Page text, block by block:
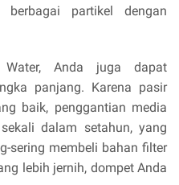
berbagai partikel dengan
Anda juga dapat
panjang. Karena pasir
baik, penggantian media
dalam setahun, yang
sering membeli bahan filter
lebih jernih, dompet Anda